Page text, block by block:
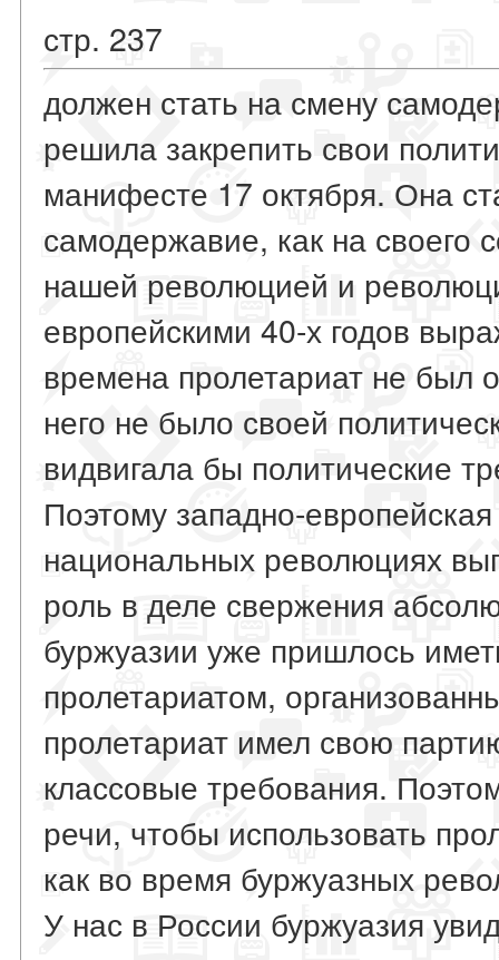
стр. 237
должен стать на смену
решила закрепить свои
манифесте 17 октября. Она
самодержавие, как на своего
нашей революцией и
европейскими 40-х годов
времена пролетариат не был
него не было своей
видвигала бы политические
Поэтому западно-
национальных революциях
роль в деле свержения
буржуазии уже пришлось
пролетариатом,
пролетариат имел свою
классовые требования.
речи, чтобы использовать
как во время буржуазных
У нас в России буржуазия